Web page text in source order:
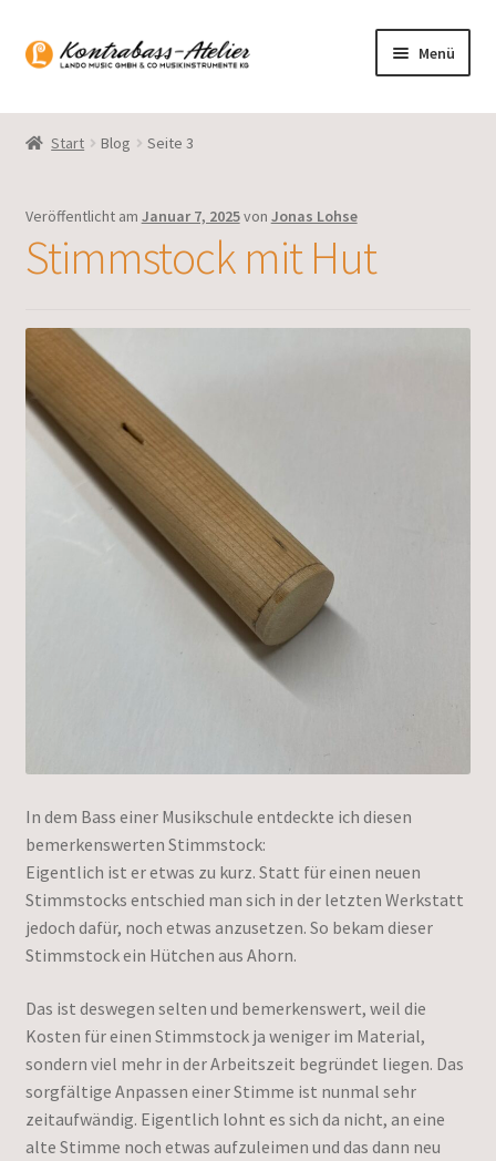
Zur
Navigation
Zum
Inhalt
Menü
Startseite
Presto Strings
Deutsch
Start Blog Seite 3
Veröffentlicht am Januar 7, 2025von Jonas Lohse
Stimmstock mit Hut
In dem Bass einer Musikschule entdeckte ich diesen
bemerkenswerten Stimmstock:
Eigentlich ist er etwas zu kurz. Statt für einen neuen
Stimmstocks entschied man sich in der letzten Werkstatt
jedoch dafür, noch etwas anzusetzen. So bekam dieser
Stimmstock ein Hütchen aus Ahorn.
Das ist deswegen selten und bemerkenswert, weil die
Kosten für einen Stimmstock ja weniger im Material,
sondern viel mehr in der Arbeitszeit begründet liegen. Das
sorgfältige Anpassen einer Stimme ist nunmal sehr
zeitaufwändig. Eigentlich lohnt es sich da nicht, an eine
alte Stimme noch etwas aufzuleimen und das dann neu